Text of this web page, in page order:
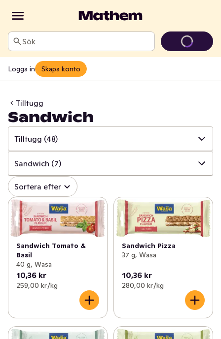
Sök
Logga in Skapa konto
Tilltugg
Sandwich
Tilltugg (48)
✓ Alla (615)
✓ Matbröd
Knäckebröd & skorpor (104)
✓ Kex & kakor (148)
✓ Kaffebröd & tårtor
✓ Korv- & hamburgerbröd
✓ Tilltugg (48)
Sandwich (7)
✓ Alla (48)
✓ Ris- & majskakor (27)
✓ Sandwich (7)
✓ Crostini (5)
✓ Krustader
✓
Sortera efter
Sandwich Tomato &
Basil
40 g, Wasa
10,36 kr
259,00 kr /kg
Sandwich Pizza
37 g, Wasa
10,36 kr
280,00 kr /kg